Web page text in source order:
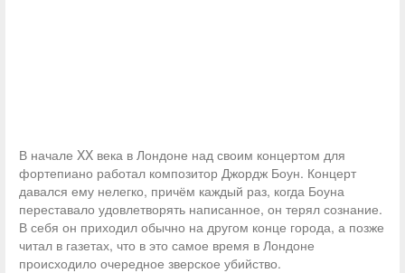
В начале XX века в Лондоне над своим концертом для
фортепиано работал композитор Джордж Боун. Концерт
давался ему нелегко, причём каждый раз, когда Боуна
переставало удовлетворять написанное, он терял сознание.
В себя он приходил обычно на другом конце города, а позже
читал в газетах, что в это самое время в Лондоне
происходило очередное зверское убийство.